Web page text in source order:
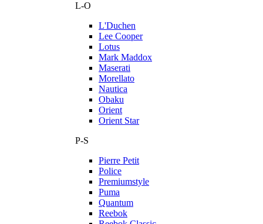
L-O
L'Duchen
Lee Cooper
Lotus
Mark Maddox
Maserati
Morellato
Nautica
Obaku
Orient
Orient Star
P-S
Pierre Petit
Police
Premiumstyle
Puma
Quantum
Reebok